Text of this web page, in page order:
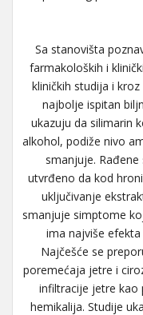
Sa stanovišta
farmakoloških i
kliničkih studija i
najbolje ispitan
ukazuju da silimarin
alkohol, podiže nivo
smanjuje.
utvrđeno da kod
uključivanje
smanjuje simptome
ima najviše
Najčešće se
poremećaja jetre i
infiltracije jetre kao
hemikalija. Studije